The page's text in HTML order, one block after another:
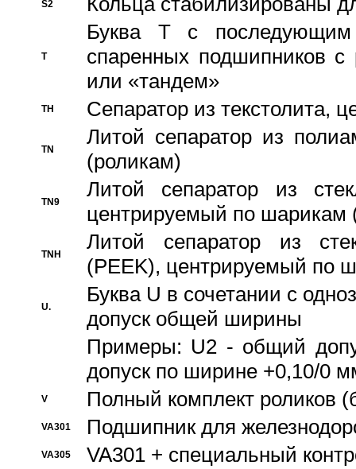
S2
T
Буква T с
спаренных подшипников
или «тандем»
TH Сепаратор из текстолита,
TN
Литой сепаратор из
(роликам)
TN9
Литой сепаратор из
центрируемый по шарикам
TNH
Литой сепаратор из
(PEEK), центрируемый по
U.
Буква U в сочетании с
допуск общей ширины
Примеры: U2 - общий
допуск по ширине +0,10/0
V Полный комплект роликов
VA301 Подшипник для
VA305 VA301 + специальный